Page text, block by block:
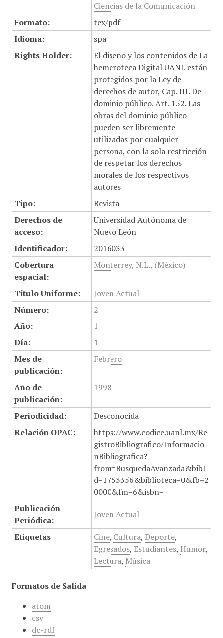
Ciencias de la Comunicación
Formato:
tex/pdf
Idioma:
spa
Rights Holder:
El diseño y los contenidos de La
hemeroteca Digital UANL están
protegidos por la Ley de
derechos de autor, Cap. III. De
dominio público. Art. 152. Las
obras del dominio público
pueden ser libremente
utilizadas por cualquier
persona, con la sola restricción
de respetar los derechos
morales de los respectivos
autores
Tipo:
Revista
Derechos de
acceso:
Universidad Autónoma de
Nuevo León
Identificador:
2016033
Cobertura
espacial:
Monterrey, N.L., (México)
Título Uniforme:
Joven Actual
Número:
2
Año:
1
Día:
1
Mes de
publicación:
Febrero
Año de
publicación:
1998
Periodicidad:
Desconocida
Relación OPAC:
https://www.codice.uanl.mx/Re
gistroBibliografico/Informacio
nBibliografica?
from=BusquedaAvanzada&bibI
d=1753356&biblioteca=0&fb=2
0000&fm=6&isbn=
Publicación
Periódica:
Joven Actual
Etiquetas Cine, Cultura, Deporte,
Egresados, Estudiantes, Humor,
Lectura, Música
Formatos de Salida
atom
csv
dc-rdf